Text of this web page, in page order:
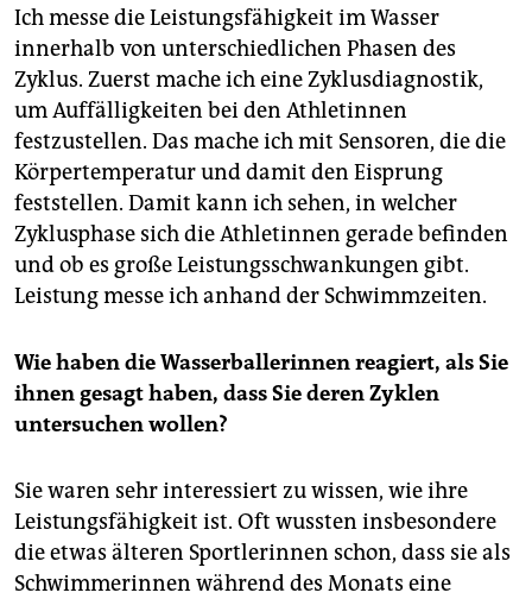
Ich messe die Leistungsfähigkeit im Wasser
innerhalb von unterschiedlichen Phasen des
Zyklus. Zuerst mache ich eine Zyklusdiagnostik,
um Auffälligkeiten bei den Athletinnen
festzustellen. Das mache ich mit Sensoren, die die
Körpertemperatur und damit den Eisprung
feststellen. Damit kann ich sehen, in welcher
Zyklusphase sich die Athletinnen gerade befinden
und ob es große Leistungsschwankungen gibt.
Leistung messe ich anhand der Schwimmzeiten.
Wie haben die Wasserballerinnen reagiert, als Sie
ihnen gesagt haben, dass Sie deren Zyklen
untersuchen wollen?
Sie waren sehr interessiert zu wissen, wie ihre
Leistungsfähigkeit ist. Oft wussten insbesondere
die etwas älteren Sportlerinnen schon, dass sie als
Schwimmerinnen während des Monats eine